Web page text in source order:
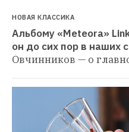
НОВАЯ КЛАССИКА
Альбому «Meteora»
он до сих пор в наших
Овчинников — о